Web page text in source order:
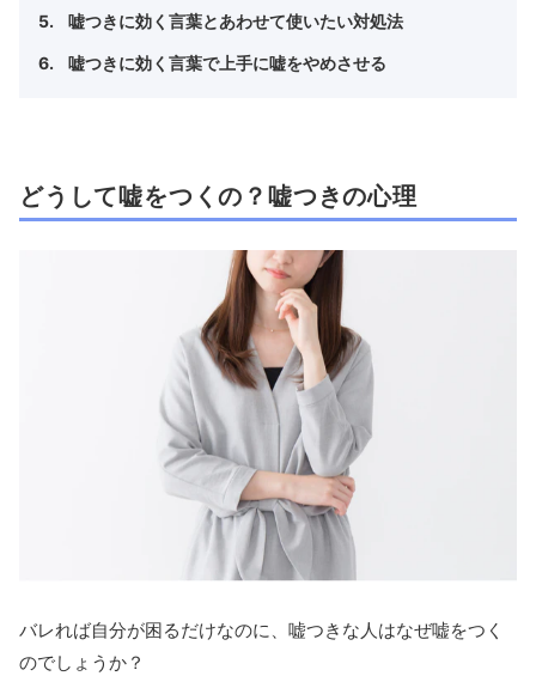
嘘つきに効く言葉とあわせて使いたい対処法
嘘つきに効く言葉で上手に嘘をやめさせる
どうして嘘をつくの？嘘つきの心理
バレれば自分が困るだけなのに、嘘つきな人はなぜ嘘をつく
のでしょうか？